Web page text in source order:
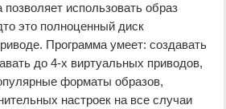
использовать образ
это полноценный диск
Программа умеет: создавать
до 4-х виртуальных приводов,
форматы образов,
настроек на все случаи